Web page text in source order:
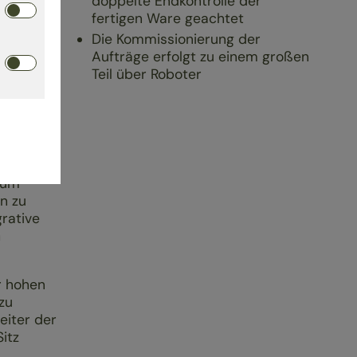
in
in
Jahr
zu
hohen
der
fertigen Ware geachtet
Die Kommissionierung der
Aufträge erfolgt zu einem großen
Teil über Roboter